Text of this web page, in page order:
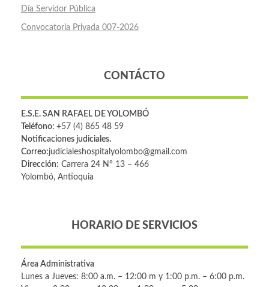
Día Servidor Pública
Convocatoria Privada 007-2026
CONTÁCTO
E.S.E. SAN RAFAEL DE YOLOMBÓ
Teléfono: +57 (4) 865 48 59
Notificaciones judiciales.
Correo:judicialeshospitalyolombo@gmail.com
Dirección: Carrera 24 Nº 13 – 466
Yolombó, Antioquia
HORARIO DE SERVICIOS
Área Administrativa
Lunes a Jueves: 8:00 a.m. – 12:00 m y 1:00 p.m. – 6:00 p.m.